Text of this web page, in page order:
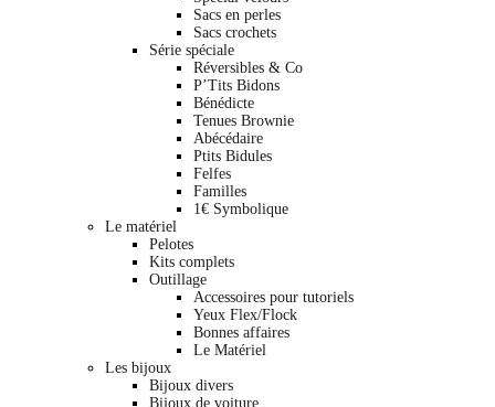
Sacs en perles
Sacs crochets
Série spéciale
Réversibles & Co
P’Tits Bidons
Bénédicte
Tenues Brownie
Abécédaire
Ptits Bidules
Felfes
Familles
1€ Symbolique
Le matériel
Pelotes
Kits complets
Outillage
Accessoires pour tutoriels
Yeux Flex/Flock
Bonnes affaires
Le Matériel
Les bijoux
Bijoux divers
Bijoux de voiture